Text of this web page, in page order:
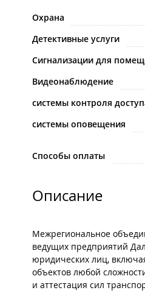
Охрана
Детективные услуги
Сигнализации для
Видеонаблюдение
системы контроля
системы оповещения
Способы оплаты
Описание
Межрегиональное
ведущих предприятий
юридических лиц,
объектов любой
и аттестация сил